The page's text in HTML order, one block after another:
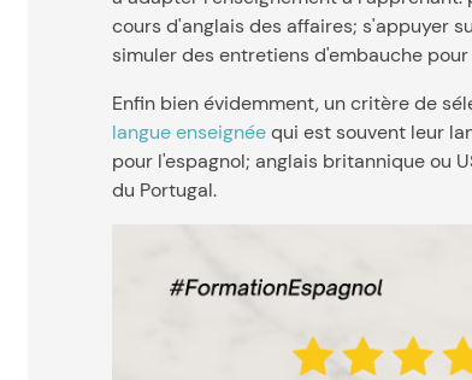
cours d'anglais des affaires; s'appuyer
simuler des entretiens d'embauche
Enfin bien évidemment, un critère de
langue enseignéequi est souvent leur
pour l'espagnol; anglais britannique ou
du Portugal.